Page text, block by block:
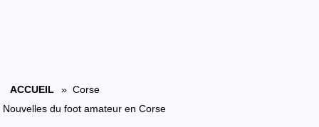
ACCUEIL
» Corse
Nouvelles du foot amateur en Corse